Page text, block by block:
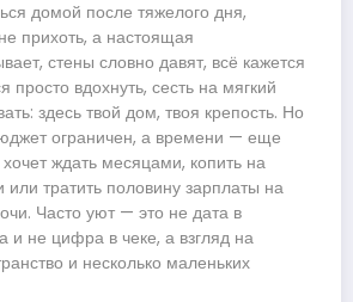
домой после тяжелого дня,
прихоть, а настоящая
стены словно давят, всё кажется
просто вдохнуть, сесть на мягкий
здесь твой дом, твоя крепость. Но
ограничен, а времени — еще
ждать месяцами, копить на
или тратить половину зарплаты на
Часто уют — это не дата в
и не цифра в чеке, а взгляд на
и несколько маленьких